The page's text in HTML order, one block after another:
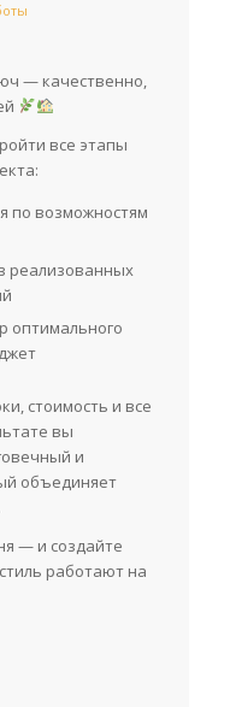
— качественно,
все этапы
по возможностям
реализованных
оптимального
стоимость и все
вы
и
объединяет
— и создайте
работают на